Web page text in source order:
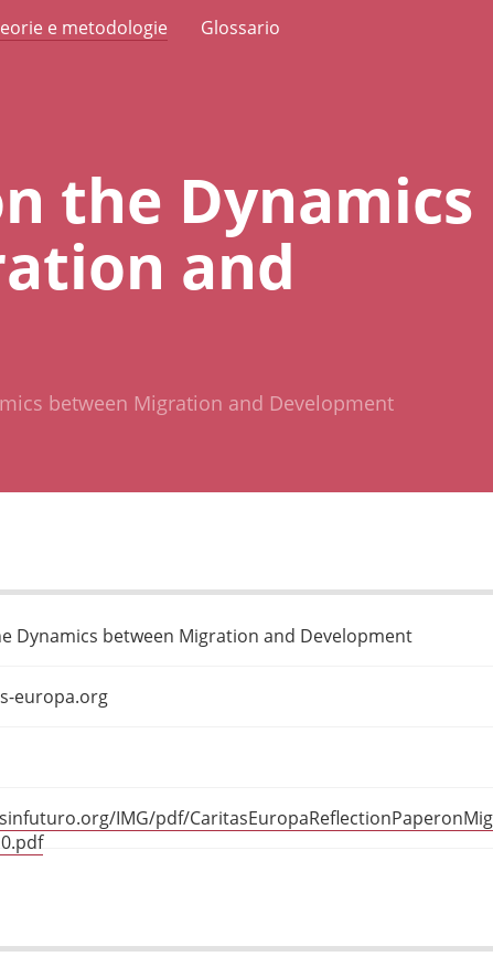
e metodologie Glossario
the Dynamics
and
between Migration and Development
Dynamics between Migration and Development
europa.org
IMG/pdf/